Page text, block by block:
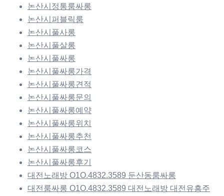
논산시정통룸싸롱
논산시퍼블릭룸
논산시풀사롱
논산시풀살롱
논산시풀싸롱
논산시풀싸롱가격
논산시풀싸롱견적
논산시풀싸롱문의
논산시풀싸롱예약
논산시풀싸롱위치
논산시풀싸롱추천
논산시풀싸롱코스
논산시풀싸롱후기
대전노래방 O1O.4832.3589 둔산동룸싸롱
대전룸싸롱 O1O.4832.3589 대전노래방 대전유흥주